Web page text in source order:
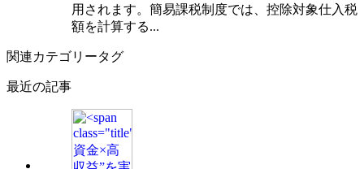
用されます。簡易課税制度では、控除対象仕入税
額を計算する...
関連カテゴリータグ
最近の記事